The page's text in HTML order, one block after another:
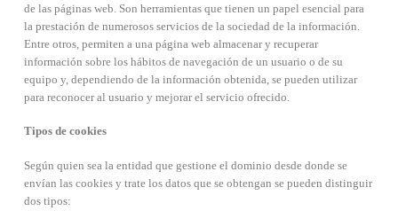
de las páginas web. Son herramientas que tienen un papel esencial para
la prestación de numerosos servicios de la sociedad de la información.
Entre otros, permiten a una página web almacenar y recuperar
información sobre los hábitos de navegación de un usuario o de su
equipo y, dependiendo de la información obtenida, se pueden utilizar
para reconocer al usuario y mejorar el servicio ofrecido.
Tipos de cookies
Según quien sea la entidad que gestione el dominio desde donde se
envían las cookies y trate los datos que se obtengan se pueden distinguir
dos tipos: